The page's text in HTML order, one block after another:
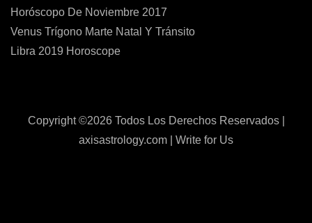
Horóscopo De Noviembre 2017
Venus Trígono Marte Natal Y Tránsito
Libra 2019 Horoscope
Copyright ©2026 Todos Los Derechos Reservados |
axisastrology.com
Write for Us